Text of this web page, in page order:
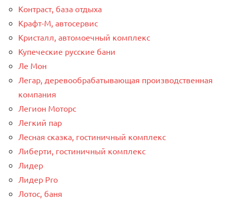
Контраст, база отдыха
Крафт-М, автосервис
Кристалл, автомоечный комплекс
Купеческие русские бани
Ле Мон
Легар, деревообрабатывающая производственная
компания
Легион Моторс
Легкий пар
Лесная сказка, гостиничный комплекс
Либерти, гостиничный комплекс
Лидер
Лидер Pro
Лотос, баня